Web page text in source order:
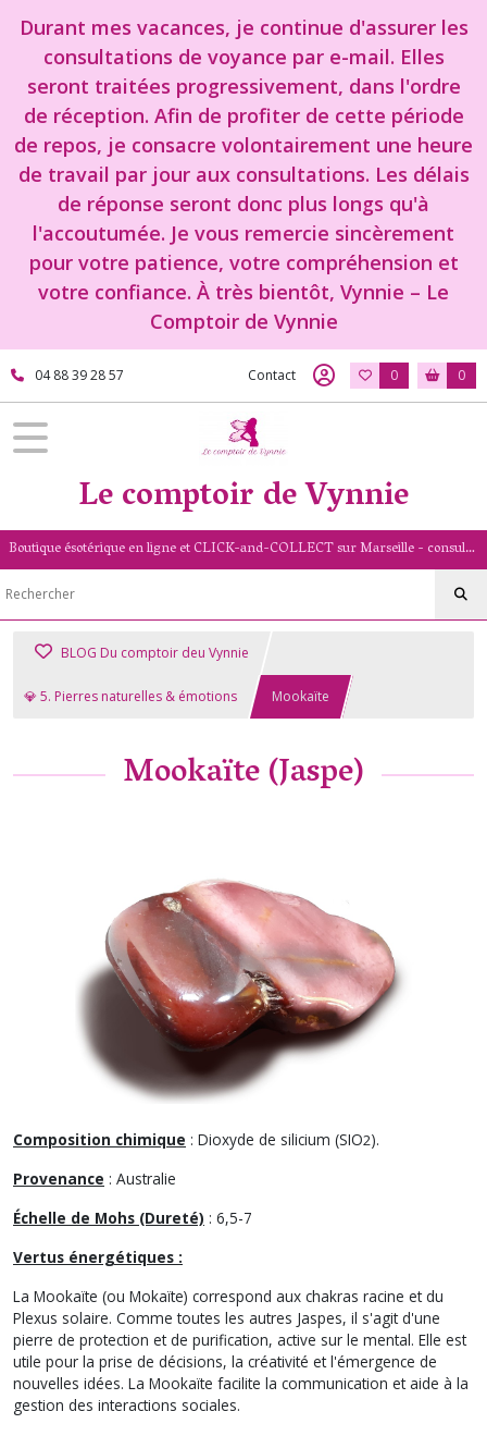
Durant mes vacances, je continue d'assurer les
consultations de voyance par e-mail. Elles
seront traitées progressivement, dans l'ordre
de réception. Afin de profiter de cette période
de repos, je consacre volontairement une heure
de travail par jour aux consultations. Les délais
de réponse seront donc plus longs qu'à
l'accoutumée. Je vous remercie sincèrement
pour votre patience, votre compréhension et
votre confiance. À très bientôt, Vynnie – Le
Comptoir de Vynnie
04 88 39 28 57 Contact 0 0
Le comptoir de Vynnie
Boutique ésotérique en ligne et CLICK-and-COLLECT sur Marseille - consultation de voyance par mail - livret numérologique (13/PACA)
BLOG Du comptoir deu Vynnie
💎 5. Pierres naturelles & émotions Mookaïte
Mookaïte (Jaspe)
Composition chimique : Dioxyde de silicium (SIO2).
Provenance : Australie
Échelle de Mohs (Dureté) : 6,5-7
Vertus énergétiques :
La Mookaïte (ou Mokaïte) correspond aux chakras racine et du
Plexus solaire. Comme toutes les autres Jaspes, il s'agit d'une
pierre de protection et de purification, active sur le mental. Elle est
utile pour la prise de décisions, la créativité et l'émergence de
nouvelles idées. La Mookaïte facilite la communication et aide à la
gestion des interactions sociales.